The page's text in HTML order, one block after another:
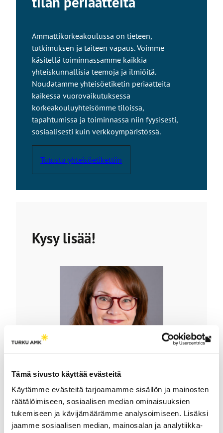
Tämä sivusto käyttää evästeitä
Käytämme evästeitä tarjoamamme sisällön ja mainosten
räätälöimiseen, sosiaalisen median ominaisuuksien
tukemiseen ja kävijämäärämme analysoimiseen. Lisäksi
jaamme sosiaalisen median, mainosalan ja analytiikka-
u
k
o
i
s
e
l
l
e
s
s
t
e
Ammattikorkeakoulussa on tieteen,
tutkimuksen ja taiteen vapaus. Voimme
käsitellä toiminnassamme kaikkia
yhteiskunnallisia teemoja ja ilmiöitä.
Noudatamme yhteisöetiketin periaatteita
kaikessa vuorovaikutuksessa
korkeakouluyhteisömme tiloissa,
tapahtumissa ja toiminnassa niin fyysisesti,
sosiaalisesti kuin verkkoympäristössä.
Tutustu yhteisöetikettiin
Kysy lisää!
Marja Heikkinen
Johdon assistentti
+358 50 598 5638
marja.heikkinen@turkuamk.fi